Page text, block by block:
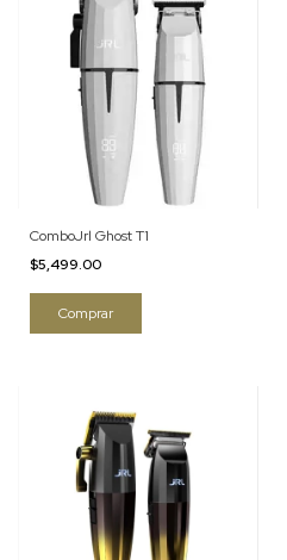
ComboJrl Ghost T1
$5,499.00